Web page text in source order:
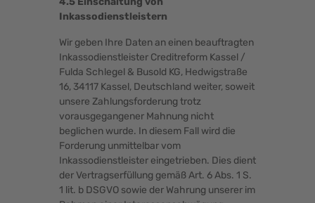
Inkassodienstleistern
Wir geben Ihre Daten an einen beauftragten
Inkassodienstleister Creditreform Kassel /
Fulda Schlegel & Busold KG, Hedwigstraße
16, 34117 Kassel, Deutschland weiter, soweit
unsere Zahlungsforderung trotz
vorausgegangener Mahnung nicht
beglichen wurde. In diesem Fall wird die
Forderung unmittelbar vom
Inkassodienstleister eingetrieben. Dies dient
der Vertragserfüllung gemäß Art. 6 Abs. 1 S.
1 lit. b DSGVO sowie der Wahrung unserer im